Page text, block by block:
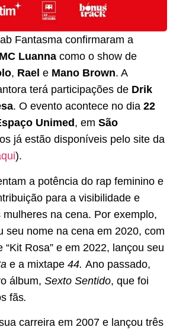
Fantasma confirmaram a
MC Luanna como o show de
, Rael e Mano Brown. A
terá participações de Drik
. O evento acontece no dia 22
Unimed , em São
já estão disponíveis pelo site da
).
a potência do rap feminino e
para a visibilidade e
na cena. Por exemplo,
seu nome na cena em 2020, com
Rosa” e em 2022, lançou seu
e a mixtape 44. Ano passado,
álbum, Sexto Sentido, que foi
fãs.
carreira em 2007 e lançou três